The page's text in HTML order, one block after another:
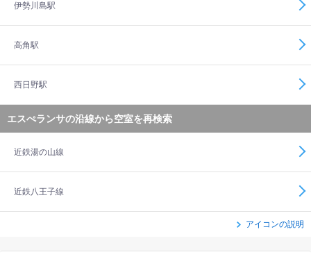
伊勢川島駅
高角駅
西日野駅
エスぺランサの沿線から空室を再検索
近鉄湯の山線
近鉄八王子線
アイコンの説明